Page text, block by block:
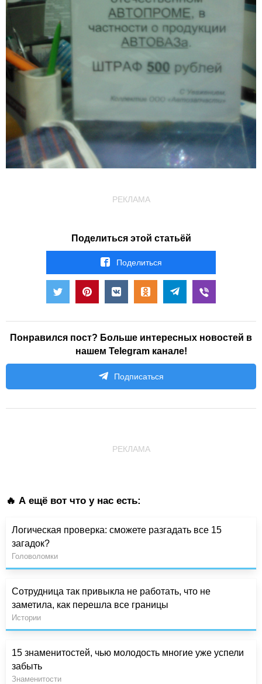
РЕКЛАМА
Поделиться этой статьёй
Поделиться
Понравился пост? Больше интересных новостей в
нашем Telegram канале!
Подписаться
РЕКЛАМА
🔥 А ещё вот что у нас есть:
Логическая проверка: сможете разгадать все 15
загадок?
Головоломки
Сотрудница так привыкла не работать, что не
заметила, как перешла все границы
Истории
15 знаменитостей, чью молодость многие уже успели
забыть
Знаменитости